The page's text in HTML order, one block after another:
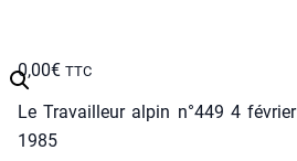
0,00€ TTC
Le Tra­vailleur alpin n°449 4 février
1985